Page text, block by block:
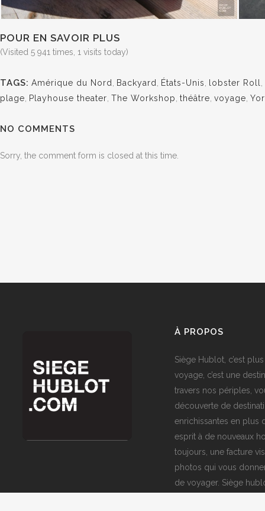
POUR EN SAVOIR PLUS
(Visited 5 941 times, 1 visits today)
TAGS: Amérique du Nord Backyard États-Unis lobster Roll
plage Playhouse theater The Workshop théâtre voyage
NO COMMENTS
Sorry, the comment form is closed at this time.
À PROPOS
Siège Hublot, c’est
voyage, c’est une
travers nos périples,
découverte de
enrichissantes en plus
esprit à de nouveaux
toujours, une facture
photos qui vous
de voyager. Siège